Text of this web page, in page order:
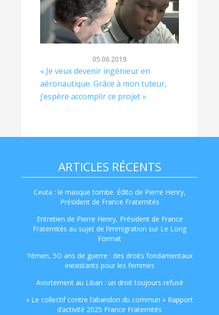
05.06.2019
« Je veux devenir ingénieur en
aéronautique. Grâce à mon tuteur,
j’espère accomplir ce projet ».
ARTICLES RÉCENTS
Ceuta : le masque tombe. Édito de Pierre Henry,
Président de France Fraternités
Entretien de Pierre Henry, Président de France
Fraternités au sujet de l’immigration sur Le Long
Format
Yémen, 5O ans de guerre : des droits fondamentaux
inexistants pour les femmes
Avortement au Liban : un droit toujours refusé
« Le collectif contre l’abandon du commun » Rapport
d’activité 2025 France Fraternités